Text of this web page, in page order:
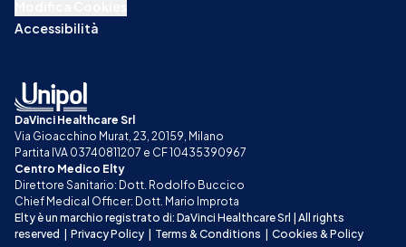
Accessibilità
DaVinci Healthcare Srl
Via Gioacchino Murat, 23, 20159, Milano
Partita IVA 03740811207 e CF 10435390967
Centro Medico Elty
Direttore Sanitario: Dott. Rodolfo Buccico
Chief Medical Officer: Dott. Mario Improta
Elty è un marchio registrato di: DaVinci Healthcare Srl | All rights
reserved
Privacy Policy Terms & Conditions Cookies & Policy